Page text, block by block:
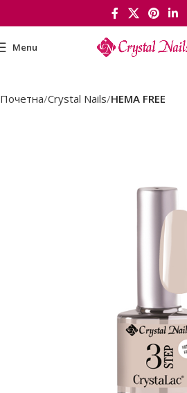
Menu
Почетна Crystal Nails HEMA FREE